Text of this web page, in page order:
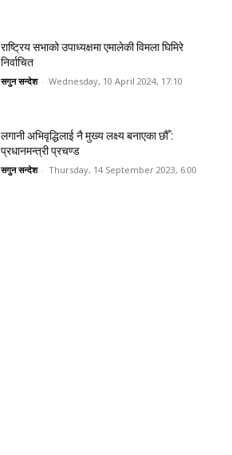
राष्ट्रिय सभाको उपाध्यक्षमा एमालेकी विमला घिमिरे
निर्वाचित
सगुन सन्देश - Wednesday, 10 April 2024, 17:10
लगानी अभिवृद्धिलाई नै मुख्य लक्ष्य बनाएका छौँ :
प्रधानमन्त्री प्रचण्ड
सगुन सन्देश - Thursday, 14 September 2023, 6:00